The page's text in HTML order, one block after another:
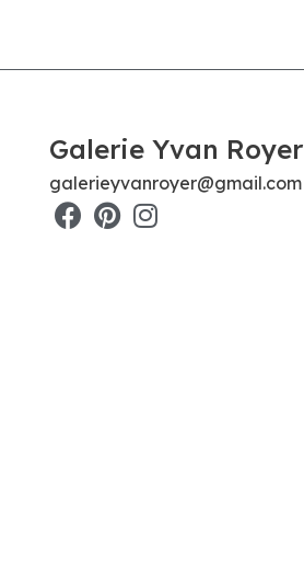
Galerie Yvan Royer
galerieyvanroyer@gmail.com